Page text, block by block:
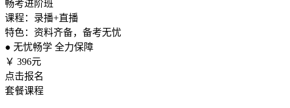
畅考进阶班
课程：录播+直播
特色：资料齐备，备考无忧
● 无忧畅学 全力保障
￥ 396元
点击报名
套餐课程